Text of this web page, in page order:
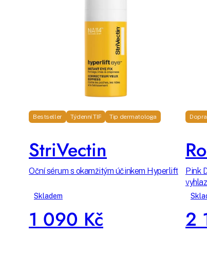
Bestseller Týdenní TIP Tip dermatologa
StriVectin
Oční sérum s okamžitým účinkem Hyperlift
Skladem
1 090 Kč
Pink
2